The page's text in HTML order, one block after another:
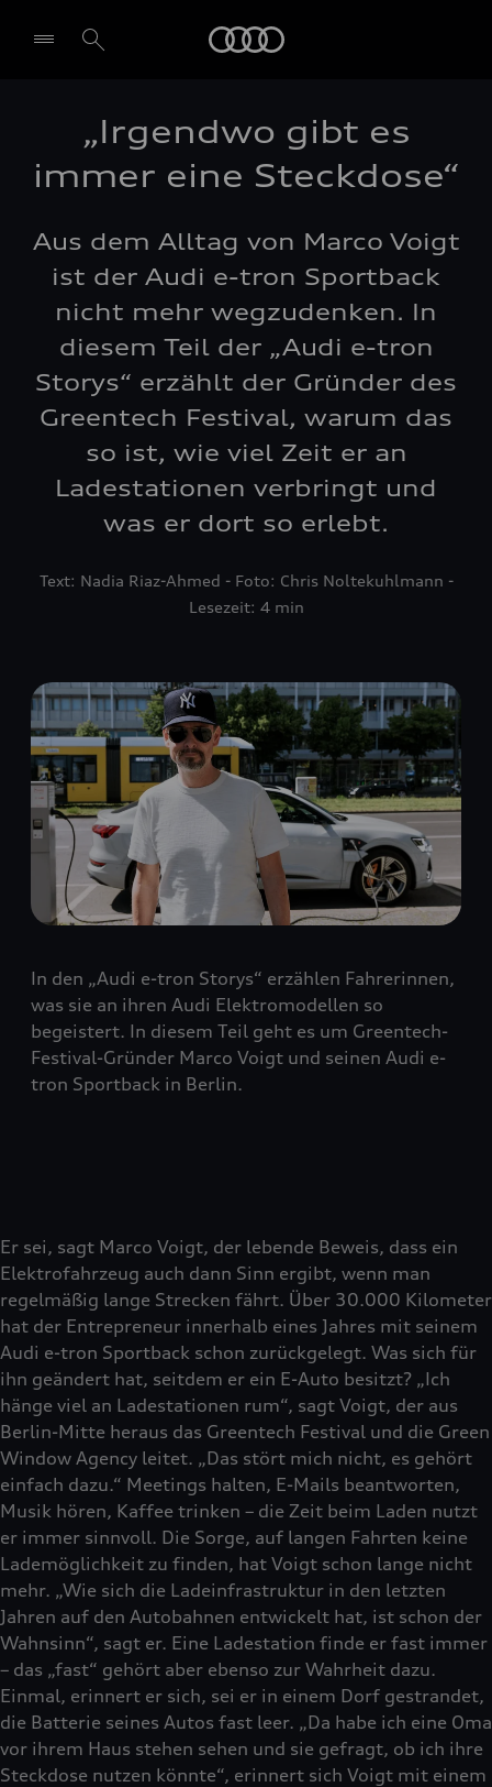
„Irgendwo gibt es
immer eine Steckdose“
Aus dem Alltag von Marco Voigt
ist der Audi e-tron Sportback
nicht mehr wegzudenken. In
diesem Teil der „Audi e-tron
Storys“ erzählt der Gründer des
Greentech Festival, warum das
so ist, wie viel Zeit er an
Ladestationen verbringt und
was er dort so erlebt.
Text: Nadia Riaz-Ahmed - Foto: Chris Noltekuhlmann -
Lesezeit: 4 min
In den „Audi e-tron Storys“ erzählen Fahrerinnen,
was sie an ihren Audi Elektromodellen so
begeistert. In diesem Teil geht es um Greentech-
Festival-Gründer Marco Voigt und seinen Audi e-
tron Sportback in Berlin.
Er sei, sagt Marco Voigt, der lebende Beweis, dass ein
Elektrofahrzeug auch dann Sinn ergibt, wenn man
regelmäßig lange Strecken fährt. Über 30.000 Kilometer
hat der Entrepreneur innerhalb eines Jahres mit seinem
Audi e-tron Sportback schon zurückgelegt. Was sich für
ihn geändert hat, seitdem er ein E-Auto besitzt? „Ich
hänge viel an Ladestationen rum“, sagt Voigt, der aus
Berlin-Mitte heraus das Greentech Festival und die Green
Window Agency leitet. „Das stört mich nicht, es gehört
einfach dazu.“ Meetings halten, E-Mails beantworten,
Musik hören, Kaffee trinken – die Zeit beim Laden nutzt
er immer sinnvoll. Die Sorge, auf langen Fahrten keine
Lademöglichkeit zu finden, hat Voigt schon lange nicht
mehr. „Wie sich die Ladeinfrastruktur in den letzten
Jahren auf den Autobahnen entwickelt hat, ist schon der
Wahnsinn“, sagt er. Eine Ladestation finde er fast immer
– das „fast“ gehört aber ebenso zur Wahrheit dazu.
Einmal, erinnert er sich, sei er in einem Dorf gestrandet,
die Batterie seines Autos fast leer. „Da habe ich eine Oma
vor ihrem Haus stehen sehen und sie gefragt, ob ich ihre
Steckdose nutzen könnte“, erinnert sich Voigt mit einem